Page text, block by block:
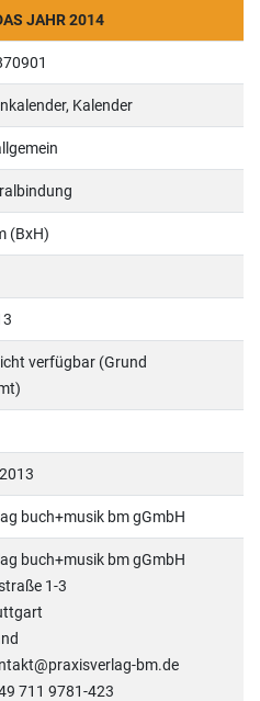
JAHR 2014
Kalender
(BxH)
verfügbar (Grund
buch+musik bm gGmbH
buch+musik bm gGmbH
1-3
bm.de
711 9781-423